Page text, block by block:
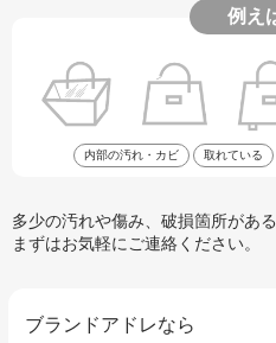
例え
内部の汚れ・カビ 取れている
多少の汚れや傷み、破損箇所があ
まずはお気軽にご連絡ください。
ブランドアドレなら